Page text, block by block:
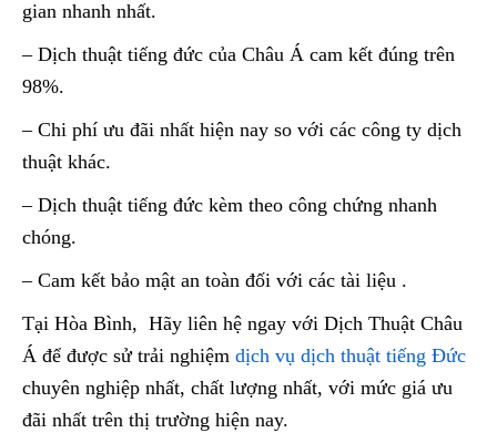
gian nhanh nhất.
– Dịch thuật tiếng đức của Châu Á cam kết đúng trên
98%.
– Chi phí ưu đãi nhất hiện nay so với các công ty dịch
thuật khác.
– Dịch thuật tiếng đức kèm theo công chứng nhanh
chóng.
– Cam kết bảo mật an toàn đối với các tài liệu .
Tại Hòa Bình, Hãy liên hệ ngay với Dịch Thuật Châu
Á để được sử trải nghiệm dịch vụ dịch thuật tiếng Đức
chuyên nghiệp nhất, chất lượng nhất, với mức giá ưu
đãi nhất trên thị trường hiện nay.